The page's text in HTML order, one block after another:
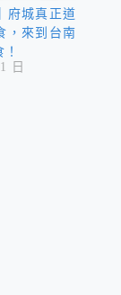
府城真正道
，來到台南
日